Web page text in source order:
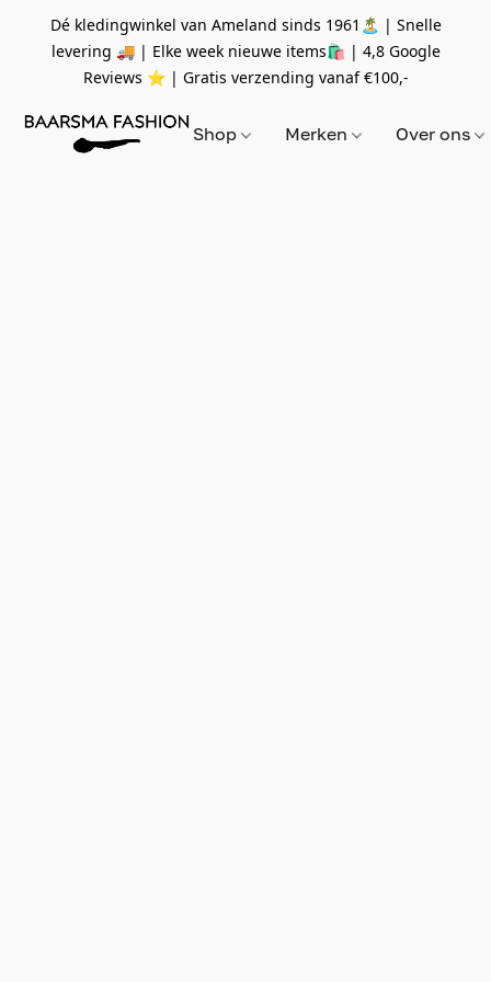
Dé kledingwinkel van Ameland sinds 1961🏝 | Snelle
levering 🚚 | Elke week nieuwe items🛍 | 4,8 Google
Reviews ⭐️ | Gratis verzending vanaf€100,-
Shop Merken Over ons